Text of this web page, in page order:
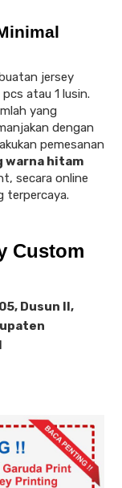
jersey
atau 1 lusin.
yang
dengan
pemesanan
warna hitam
secara online
terpercaya.
Custom
Dusun II,